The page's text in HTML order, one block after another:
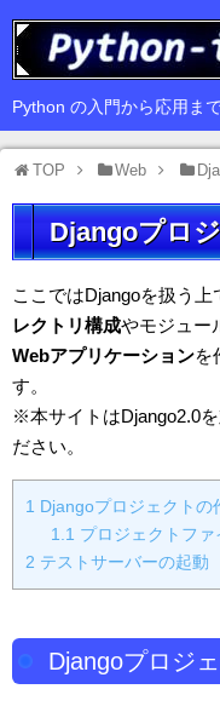
Python の入門から応用ま
TOP Web
Djangoプロ
ここではDjangoを扱う上
レクトリ構成やモジュー
Webアプリケーションを
す。
※本サイトはDjango2.0
ださい。
1 Djangoプロジェクトの
1.1 プロジェクトフ
2 テストサーバーの起動
Djangoプロジ
入門編
基礎編
豆知識
サードパーティ
Web
GUI
データ解析